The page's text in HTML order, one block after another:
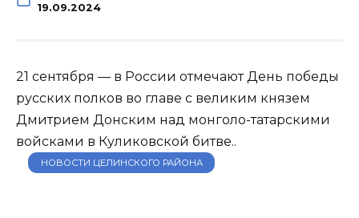
19.09.2024
21 сентября — в России отмечают День победы
русских полков во главе с великим князем
Дмитрием Донским над монголо-татарскими
войсками в Куликовской битве..
НОВОСТИ ЦЕЛИНСКОГО РАЙОНА